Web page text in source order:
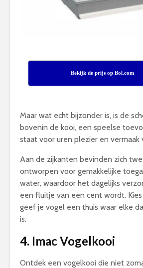
Bekijk de prijs op Bol.com
Maar wat echt bijzonder is, is de
bovenin de kooi, een speelse
staat voor uren plezier en vermaak
Aan de zijkanten bevinden zich
ontworpen voor gemakkelijke
water, waardoor het dagelijks
een fluitje van een cent wordt.
geef je vogel een thuis waar elke
is.
4. Imac Vogelkooi
Ontdek een vogelkooi die niet